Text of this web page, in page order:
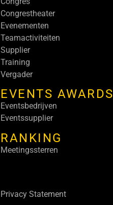
Congrestheater
Evenementen
Teamactiviteiten
Supplier
Training
Vergader
EVENTS AWARDS
Eventsbedrijven
Eventssupplier
RANKING
Meetingssterren
Privacy Statement